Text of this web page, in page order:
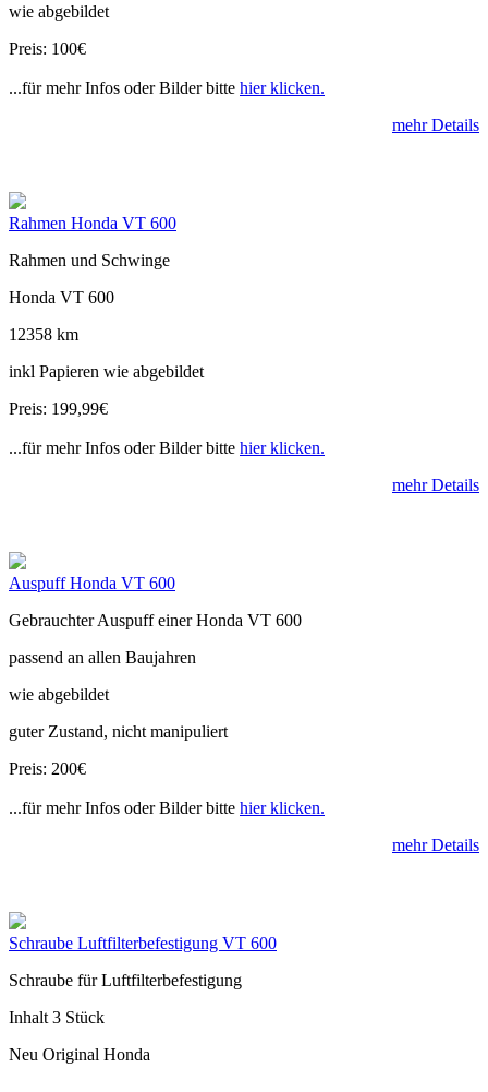
wie abgebildet
Preis: 100€
...für mehr Infos oder Bilder bitte hier klicken.
mehr Details
Rahmen Honda VT 600
Rahmen und Schwinge
Honda VT 600
12358 km
inkl Papieren wie abgebildet
Preis: 199,99€
...für mehr Infos oder Bilder bitte hier klicken.
mehr Details
Auspuff Honda VT 600
Gebrauchter Auspuff einer Honda VT 600
passend an allen Baujahren
wie abgebildet
guter Zustand, nicht manipuliert
Preis: 200€
...für mehr Infos oder Bilder bitte hier klicken.
mehr Details
Schraube Luftfilterbefestigung VT 600
Schraube für Luftfilterbefestigung
Inhalt 3 Stück
Neu Original Honda